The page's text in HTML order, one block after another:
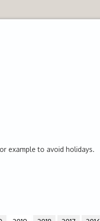
example to avoid holidays.